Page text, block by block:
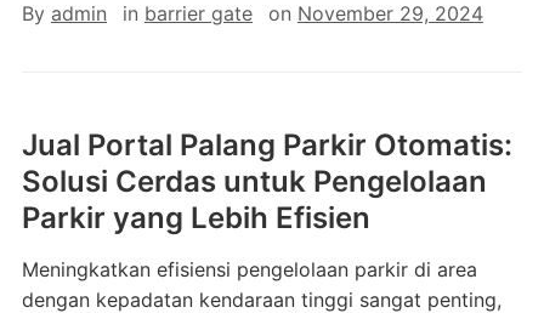
By admin in barrier gate on November 29, 2024
Jual Portal Palang Parkir Otomatis:
Solusi Cerdas untuk Pengelolaan
Parkir yang Lebih Efisien
Meningkatkan efisiensi pengelolaan parkir di area
dengan kepadatan kendaraan tinggi sangat penting,